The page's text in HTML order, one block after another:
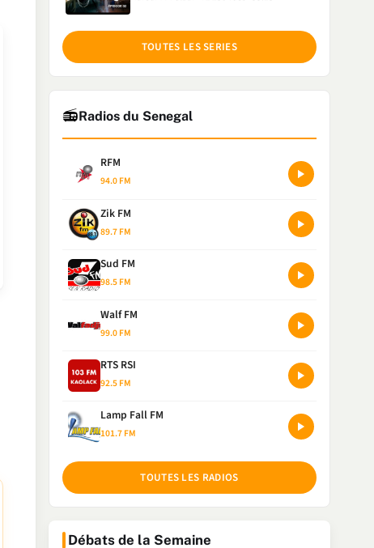
TOUTES LES SERIES
📻Radios du Senegal
RFM
94.0 FM
Zik FM
89.7 FM
Sud FM
98.5 FM
Walf FM
99.0 FM
RTS RSI
92.5 FM
Lamp Fall FM
101.7 FM
TOUTES LES RADIOS
Débats de la Semaine